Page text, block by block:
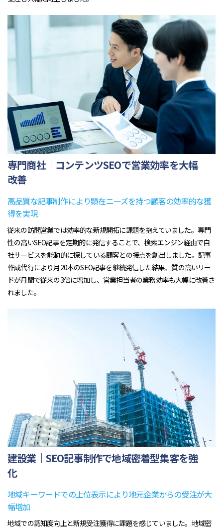
専門商社｜コンテンツSEOで営業効率を大幅
改善
高品質な記事制作により顕在ニーズを持つ顧客の効率的な獲
得を実現
従来の訪問営業では効率的な新規開拓に課題を抱えていました。専門
性の高いSEO記事を定期的に発信することで、検索エンジン経由で自
社サービスを能動的に探している顧客との接点を創出しました。記事
作成代行により月20本のSEO記事を継続発信した結果、質の高いリー
ドが月間で従来の3倍に増加し、営業担当者の業務効率も大幅に改善さ
れました。
建設業｜SEO記事制作で地域密着型集客を強
化
地域キーワードでの上位表示により地元企業からの受注が大
幅増加
地域での認知度向上と新規受注獲得に課題を感じていました。地域密